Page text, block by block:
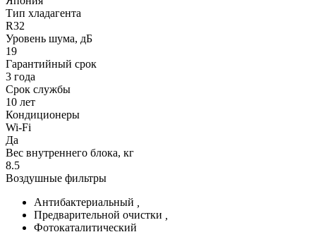
Тип хладагента
R32
Уровень шума, дБ
19
Гарантийный срок
3 года
Срок службы
10 лет
Кондиционеры
Wi-Fi
Да
Вес внутреннего блока, кг
8.5
Воздушные фильтры
Антибактериальный
Предварительной очистки
Фотокаталитический